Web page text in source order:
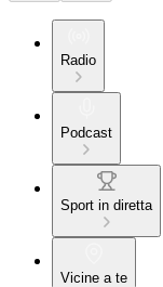
Radio
Podcast
Sport in diretta
Vicine a te